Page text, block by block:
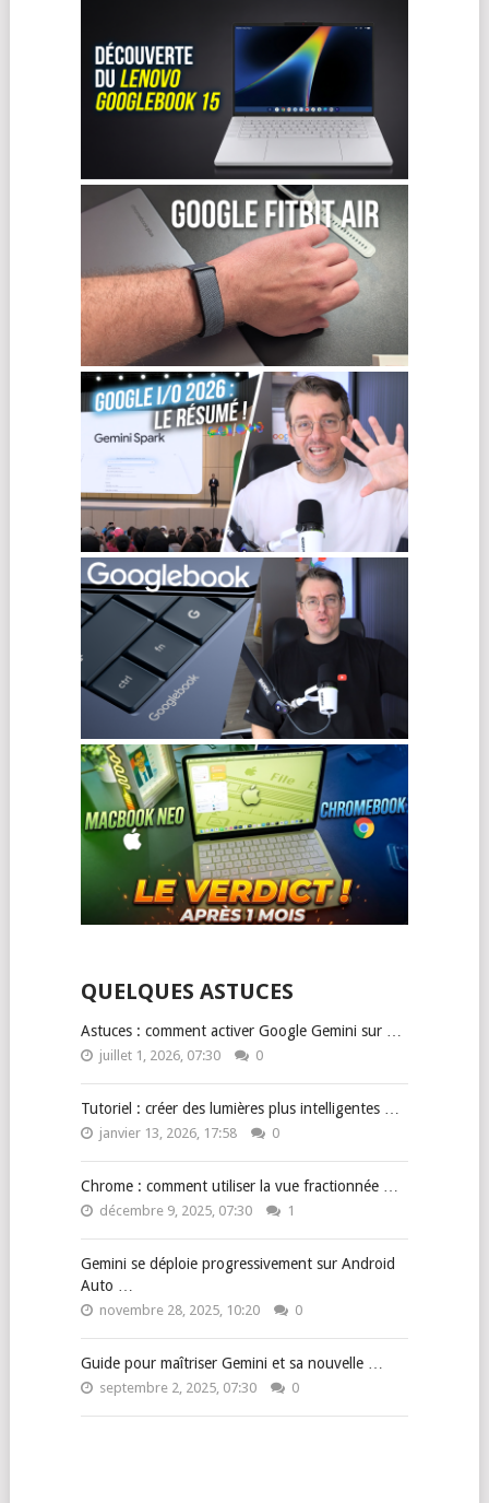
QUELQUES ASTUCES
Astuces : comment activer Google Gemini sur …
juillet 1, 2026, 07:30 0
Tutoriel : créer des lumières plus intelligentes …
janvier 13, 2026, 17:58 0
Chrome : comment utiliser la vue fractionnée …
décembre 9, 2025, 07:30 1
Gemini se déploie progressivement sur Android
Auto …
novembre 28, 2025, 10:20 0
Guide pour maîtriser Gemini et sa nouvelle …
septembre 2, 2025, 07:30 0